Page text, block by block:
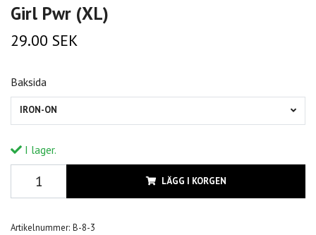
Girl Pwr (XL)
29.00 SEK
Baksida
IRON-ON
I lager.
LÄGG I KORGEN
Artikelnummer: B-8-3